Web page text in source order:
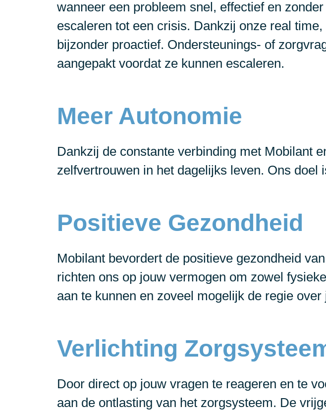
wanneer een probleem snel, effectief en
escaleren tot een crisis. Dankzij onze real
bijzonder proactief. Ondersteunings- of
aangepakt voordat ze kunnen escaleren.
Meer Autonomie
Dankzij de constante verbinding met Mobilant
zelfvertrouwen in het dagelijks leven. Ons
Positieve Gezondheid
Mobilant bevordert de positieve gezondheid
richten ons op jouw vermogen om zowel
aan te kunnen en zoveel mogelijk de regie
Verlichting
Door direct op jouw vragen te reageren en te
aan de ontlasting van het zorgsysteem. De